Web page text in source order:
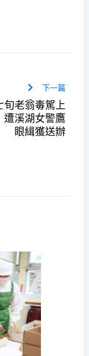
下一篇
旬老翁毒駕上
溪湖女警鷹
眼緝獲送辦